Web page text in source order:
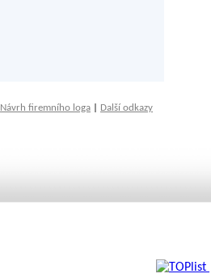
Návrh firemního loga Další odkazy